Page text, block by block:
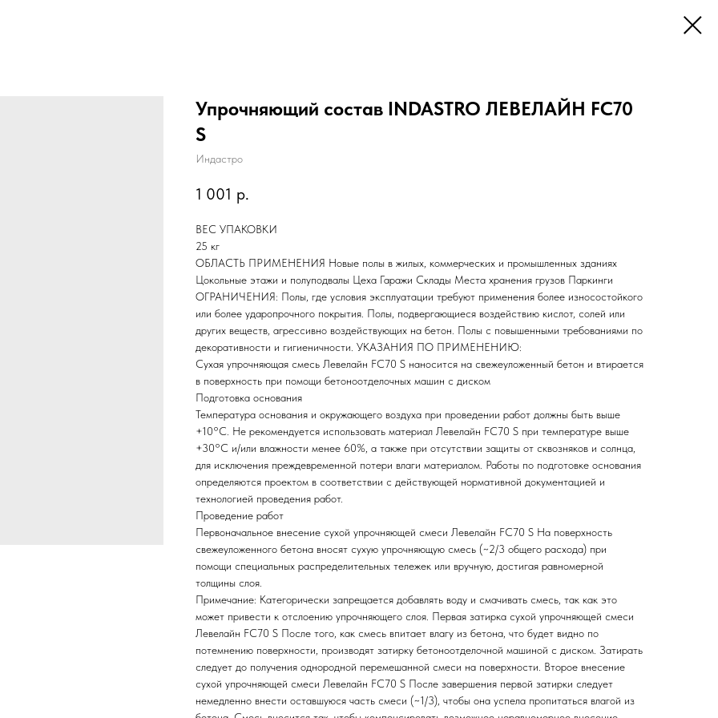
Упрочняющий состав INDASTRO ЛЕВЕЛАЙН FC70
S
Индастро
1 001 р.
ВЕС УПАКОВКИ
25 кг
ОБЛАСТЬ ПРИМЕНЕНИЯ Новые полы в жилых, коммерческих и промышленных зданиях
Цокольные этажи и полуподвалы Цеха Гаражи Склады Места хранения грузов Паркинги
ОГРАНИЧЕНИЯ: Полы, где условия эксплуатации требуют применения более износостойкого
или более ударопрочного покрытия. Полы, подвергающиеся воздействию кислот, солей или
других веществ, агрессивно воздействующих на бетон. Полы с повышенными требованиями по
декоративности и гигиеничности. УКАЗАНИЯ ПО ПРИМЕНЕНИЮ:
Сухая упрочняющая смесь Левелайн FC70 S наносится на свежеуложенный бетон и втирается
в поверхность при помощи бетоноотделочных машин с диском
Подготовка основания
Температура основания и окружающего воздуха при проведении работ должны быть выше
+10°С. Не рекомендуется использовать материал Левелайн FC70 S при температуре выше
+30°С и/или влажности менее 60%, а также при отсутствии защиты от сквозняков и солнца,
для исключения преждевременной потери влаги материалом. Работы по подготовке основания
определяются проектом в соответствии с действующей нормативной документацией и
технологией проведения работ.
Проведение работ
Первоначальное внесение сухой упрочняющей смеси Левелайн FC70 S На поверхность
свежеуложенного бетона вносят сухую упрочняющую смесь (~2/3 общего расхода) при
помощи специальных распределительных тележек или вручную, достигая равномерной
толщины слоя.
Примечание: Категорически запрещается добавлять воду и смачивать смесь, так как это
может привести к отслоению упрочняющего слоя. Первая затирка сухой упрочняющей смеси
Левелайн FC70 S После того, как смесь впитает влагу из бетона, что будет видно по
потемнению поверхности, производят затирку бетоноотделочной машиной с диском. Затирать
следует до получения однородной перемешанной смеси на поверхности. Второе внесение
сухой упрочняющей смеси Левелайн FC70 S После завершения первой затирки следует
немедленно внести оставшуюся часть смеси (~1/3), чтобы она успела пропитаться влагой из